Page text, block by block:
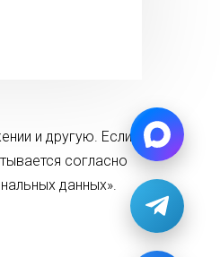
и другую. Если
согласно
данных».